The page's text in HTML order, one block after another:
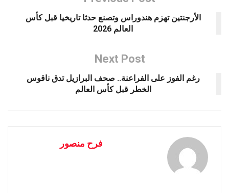
الأرجنتين تهزم هندوراس وتصنع حدثا تاريخيا قبل كأس
العالم 2026
Next Post
رغم الفوز على الفراعنة.. صحف البرازيل تدق ناقوس
الخطر قبل كأس العالم
فرح منصور